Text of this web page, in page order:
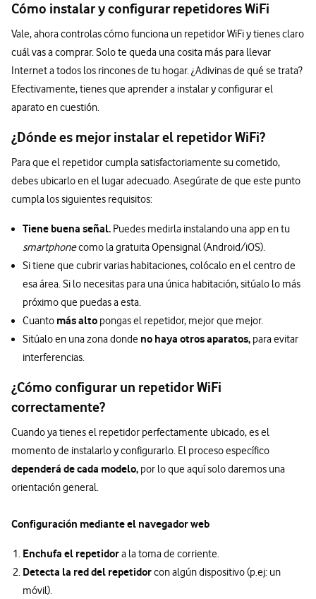
Cómo instalar y configurar repetidores WiFi
Vale, ahora controlas cómo funciona un repetidor WiFi y tienes claro
cuál vas a comprar. Solo te queda una cosita más para llevar
Internet a todos los rincones de tu hogar. ¿Adivinas de qué se trata?
Efectivamente, tienes que aprender a instalar y configurar el
aparato en cuestión.
¿Dónde es mejor instalar el repetidor WiFi?
Para que el repetidor cumpla satisfactoriamente su cometido,
debes ubicarlo en el lugar adecuado. Asegúrate de que este punto
cumpla los siguientes requisitos:
Tiene buena señal. Puedes medirla instalando una app en tu
smartphonecomo la gratuita Opensignal (Android/iOS).
Si tiene que cubrir varias habitaciones, colócalo en el centro de
esa área. Si lo necesitas para una única habitación, sitúalo lo más
próximo que puedas a esta.
Cuanto más alto pongas el repetidor, mejor que mejor.
Sitúalo en una zona donde no haya otros aparatos, para evitar
interferencias.
¿Cómo configurar un repetidor WiFi
correctamente?
Cuando ya tienes el repetidor perfectamente ubicado, es el
momento de instalarlo y configurarlo. El proceso específico
dependerá de cada modelo, por lo que aquí solo daremos una
orientación general.
Configuración mediante el navegador web
Enchufa el repetidora la toma de corriente.
Detecta la red del repetidorcon algún dispositivo (p.ej: un
móvil).